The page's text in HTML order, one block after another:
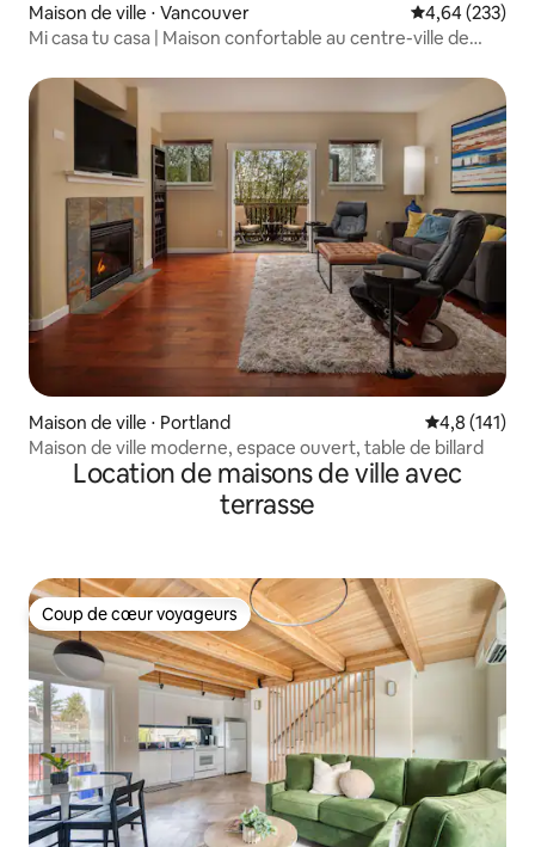
Maison de ville ⋅ Vancouver Évaluation
4,64 (233)
Mi casa tu casa | Maison confortable au centre-ville de
Maison de ville ⋅ Portland Évaluation
4,8 (141)
Maison de ville moderne, espace ouvert, table de billard
Location de maisons de ville avec
terrasse
Coup de cœur voyageurs
Coup de cœur voyageurs